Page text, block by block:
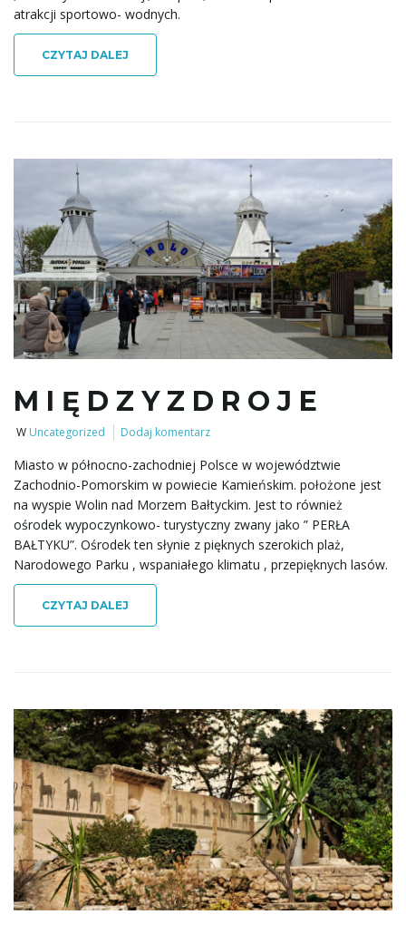
atrakcji sportowo- wodnych.
CZYTAJ DALEJ
M I Ę D Z Y Z D R O J E
W Uncategorized Dodaj komentarz
Miasto w północno-zachodniej Polsce w województwie
Zachodnio-Pomorskim w powiecie Kamieńskim. położone jest
na wyspie Wolin nad Morzem Bałtyckim. Jest to również
ośrodek wypoczynkowo- turystyczny zwany jako ” PERŁA
BAŁTYKU”. Ośrodek ten słynie z pięknych szerokich plaż,
Narodowego Parku , wspaniałego klimatu , przepięknych lasów.
CZYTAJ DALEJ